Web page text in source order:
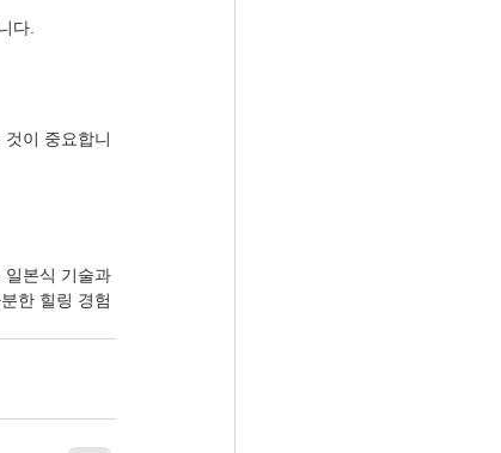
다.
이 중요합니
일본식 기술과
한 힐링 경험